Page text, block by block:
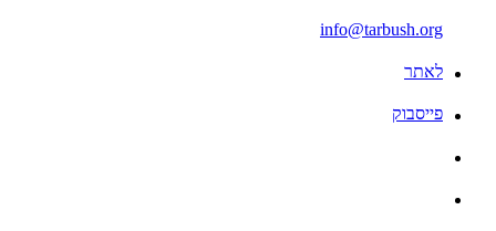
info@tarbush.org
לאתר
פייסבוק